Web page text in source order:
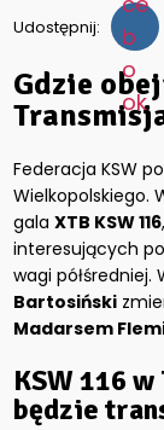
Udostępnij:
Gdzie
Federacja KSW
Wielkopolskiego.
galaXTB KSW 116
interesujących
wagi
Bartosiński
Madarsem
KSW 116
będzie